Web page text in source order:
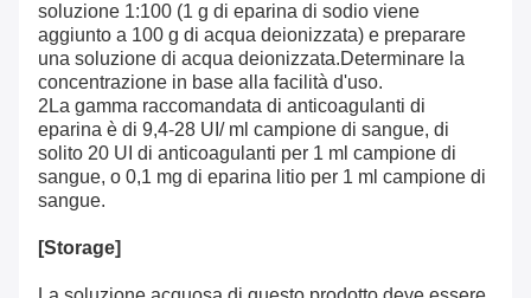
soluzione 1:100 (1 g di eparina di sodio viene
aggiunto a 100 g di acqua deionizzata) e preparare
una soluzione di acqua deionizzata.Determinare la
concentrazione in base alla facilità d'uso.
2La gamma raccomandata di anticoagulanti di
eparina è di 9,4-28 UI/ ml campione di sangue, di
solito 20 UI di anticoagulanti per 1 ml campione di
sangue, o 0,1 mg di eparina litio per 1 ml campione di
sangue.
[Storage]